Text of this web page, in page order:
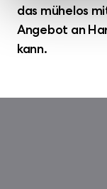
das mühelos
Angebot an
kann.